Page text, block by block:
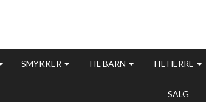
SMYKKER TIL BARN TIL HERRE
SALG